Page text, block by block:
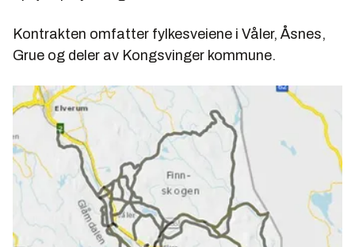
Kontrakten omfatter fylkesveiene i Våler, Åsnes,
Grue og deler av Kongsvinger kommune.